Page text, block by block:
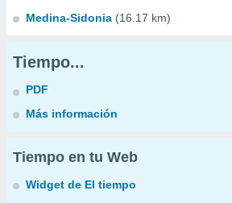
Medina-Sidonia (16.17 km)
Tiempo...
PDF
Más información
Tiempo en tu Web
Widget de El tiempo